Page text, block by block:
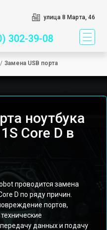
улица 8 Марта, 46
302-39-08
/ Замена USB порта
ноутбука
Core D в
проводится замена
D по ряду причин.
портов,
данных и подачу